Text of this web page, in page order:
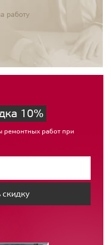
работу
10%
ремонтных работ при
скидку